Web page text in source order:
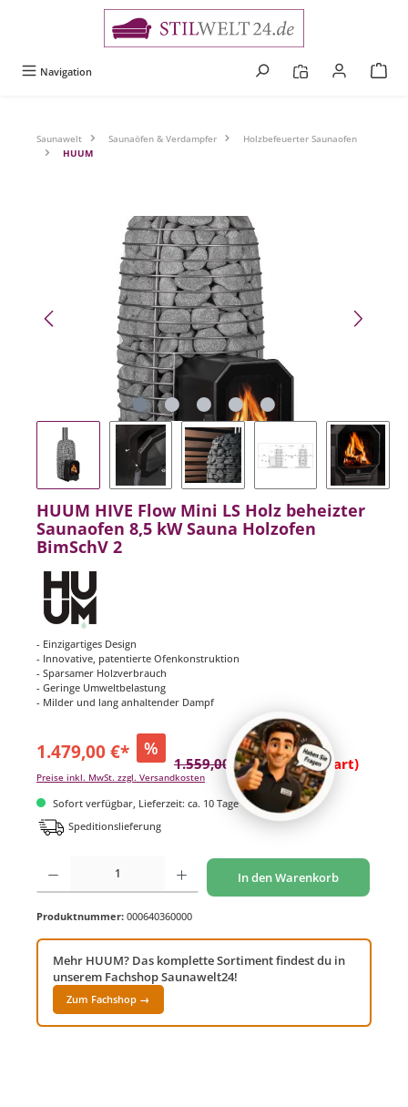
Navigation
Saunawelt Saunaöfen & Verdampfer
Holzbefeuerter Saunaofen
HUUM
Bildergalerie überspringen
HUUM HIVE Flow Mini LS Holz beheizter
Saunaofen 8,5 kW Sauna Holzofen
BimSchV 2
- Einzigartiges Design
- Innovative, patentierte Ofenkonstruktion
- Sparsamer Holzverbrauch
- Geringe Umweltbelastung
- Milder und lang anhaltender Dampf
1.479,00 €* %
1.559,00 €* (5.13% gespart)
Preise inkl. MwSt. zzgl. Versandkosten
Sofort verfügbar, Lieferzeit: ca. 10 Tage
Speditionslieferung
Produkt Anzahl: Gib den gewünschten Wert ein oder benutze die Schaltflächen um
In den Warenkorb
Produktnummer: 000640360000
Mehr HUUM? Das komplette Sortiment findest du in
unserem Fachshop Saunawelt24!
Zum Fachshop →